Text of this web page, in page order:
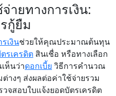
ายทางการเงิน:
กู้ยืม
รเงินช่วยให้คุณประมาณต้นทุน
รเครดิต สินเชื่อ หรือทางเลือก
ห็นว่าดอกเบี้ย วิธีการคำนวณ
างๆ ส่งผลต่อค่าใช้จ่ายรวม
จสอบใบแจ้งยอดบัตรเครดิต